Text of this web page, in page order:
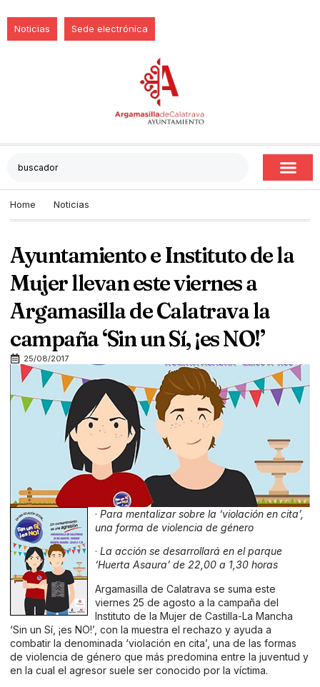
Noticias Sede electrónica
Home Noticias
Ayuntamiento e Instituto de la
Mujer llevan este viernes a
Argamasilla de Calatrava la
campaña ‘Sin un Sí, ¡es NO!’
25/08/2017
· Para mentalizar sobre la ‘violación en cita’,
una forma de violencia de género
· La acción se desarrollará en el parque
‘Huerta Asaura’ de 22,00 a 1,30 horas
Argamasilla de Calatrava se suma este
viernes 25 de agosto a la campaña del
Instituto de la Mujer de Castilla-La Mancha
‘Sin un Sí, ¡es NO!’, con la muestra el rechazo y ayuda a
combatir la denominada ‘violación en cita’, una de las formas
de violencia de género que más predomina entre la juventud y
en la cual el agresor suele ser conocido por la víctima.